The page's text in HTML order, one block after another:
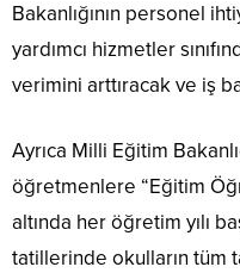
Bakanlığının personel
yardımcı hizmetler
verimini arttıracak ve iş
Ayrıca Milli Eğitim
öğretmenlere “Eğitim
altında her öğretim yılı
tatillerinde okulların tüm